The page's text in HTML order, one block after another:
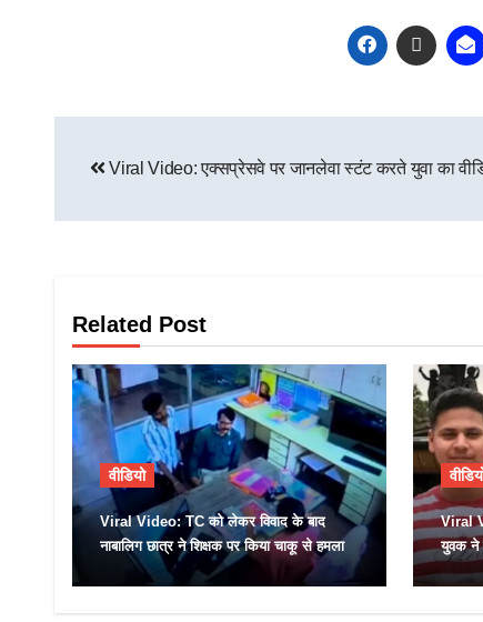
Viral Video: एक्सप्रेसवे पर जानलेवा स्टंट करते युवा का
Related Post
वीडियो
Viral Video: TC को लेकर विवाद के बाद
नाबालिग छात्र ने शिक्षक पर किया चाकू से हमला
Viral
युवक ने
बदली